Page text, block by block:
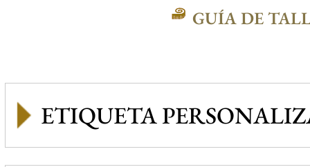
GUÍA DE
ETIQUETA